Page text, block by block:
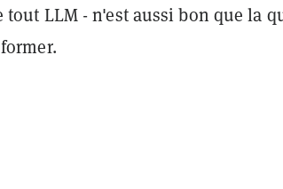
LLM - n'est aussi bon que la